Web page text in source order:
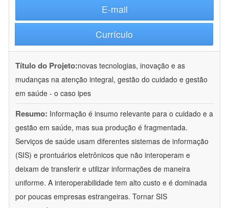
E-mail
Currículo
Título do Projeto:novas tecnologias, inovação e as
mudanças na atenção integral, gestão do cuidado e gestão
em saúde - o caso ipes
Resumo: Informação é insumo relevante para o cuidado e a
gestão em saúde, mas sua produção é fragmentada.
Serviços de saúde usam diferentes sistemas de informação
(SIS) e prontuários eletrônicos que não interoperam e
deixam de transferir e utilizar informações de maneira
uniforme. A interoperabilidade tem alto custo e é dominada
por poucas empresas estrangeiras. Tornar SIS